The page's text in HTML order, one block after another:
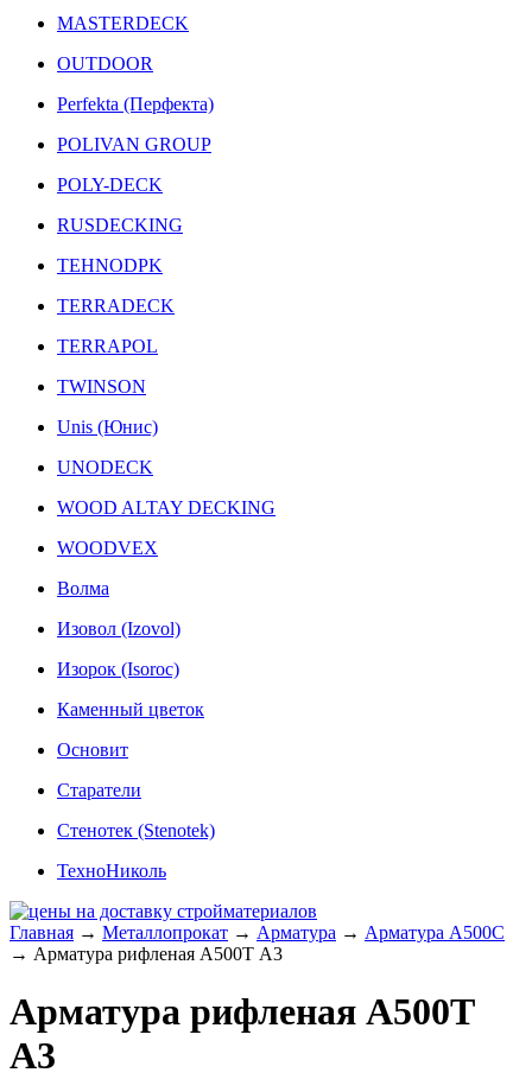
MASTERDECK
OUTDOOR
Perfekta (Перфекта)
POLIVAN GROUP
POLY-DECK
RUSDECKING
TEHNODPK
TERRADECK
TERRAPOL
TWINSON
Unis (Юнис)
UNODECK
WOOD ALTAY DECKING
WOODVEX
Волма
Изовол (Izovol)
Изорок (Isoroc)
Каменный цветок
Основит
Старатели
Стенотек (Stenotek)
ТехноНиколь
Главная → Металлопрокат → Арматура → Арматура A500C
→ Арматура рифленая А500Т А3
Арматура рифленая А500Т
А3